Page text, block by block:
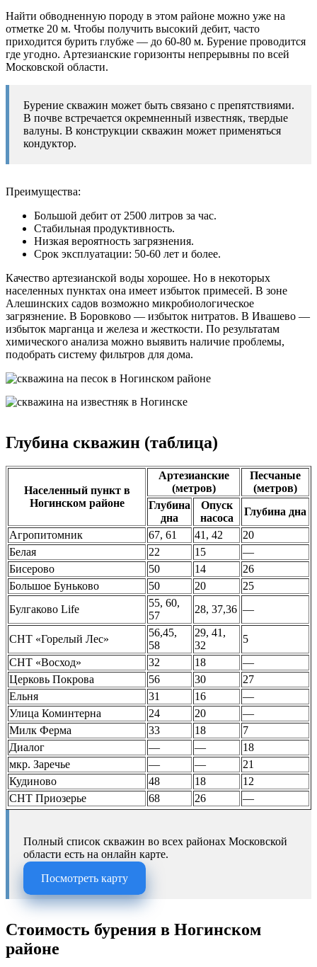
Найти обводненную породу в этом районе можно уже на
отметке 20 м. Чтобы получить высокий дебит, часто
приходится бурить глубже — до 60-80 м. Бурение проводится
где угодно. Артезианские горизонты непрерывны по всей
Московской области.
Бурение скважин может быть связано с препятствиями.
В почве встречается окремненный известняк, твердые
валуны. В конструкции скважин может применяться
кондуктор.
Преимущества:
Большой дебит от 2500 литров за час.
Стабильная продуктивность.
Низкая вероятность загрязнения.
Срок эксплуатации: 50-60 лет и более.
Качество артезианской воды хорошее. Но в некоторых
населенных пунктах она имеет избыток примесей. В зоне
Алешинских садов возможно микробиологическое
загрязнение. В Боровково — избыток нитратов. В Ивашево —
избыток марганца и железа и жесткости. По результатам
химического анализа можно выявить наличие проблемы,
подобрать систему фильтров для дома.
Глубина скважин (таблица)
Населенный пункт в
Ногинском районе
Артезианские
(метров)
Песчаные
(метров)
Глубина
дна
Опуск
насоса
Глубина дна
Агропитомник
67, 61 41, 42
20
Белая
22 15
—
Бисерово
50 14
26
Большое Буньково
50 20
25
Булгаково Life
55, 60,
57
28, 37,36 —
СНТ «Горелый Лес»
56,45,
58
29, 41,
32
5
СНТ «Восход»
32 18
—
Церковь Покрова
56 30
27
Ельня
31 16
—
Улица Коминтерна
24 20
—
Милк Ферма
33 18
7
Диалог
— —
18
мкр. Заречье
— —
21
Кудиново
48 18
12
СНТ Приозерье
68 26 —
Полный список скважин во всех районах Московской
области есть на онлайн карте.
Посмотреть карту
Стоимость бурения в Ногинском
районе